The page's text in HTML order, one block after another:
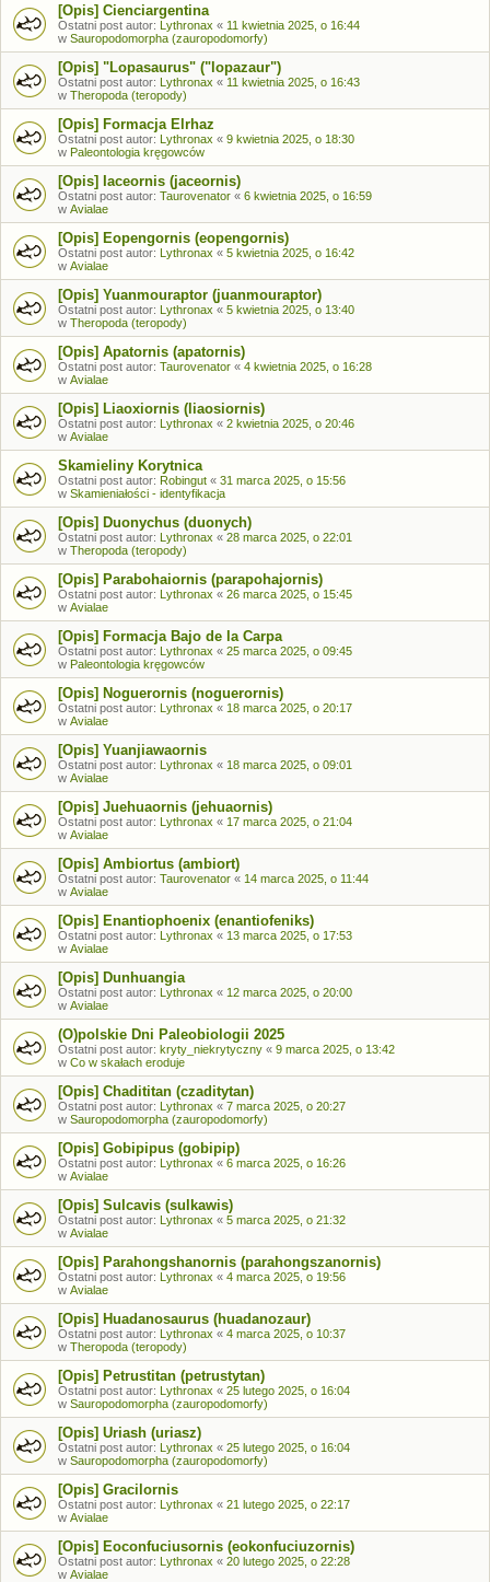
[Opis] Cienciargentina
Ostatni post autor: Lythronax « 11 kwietnia 2025, o 16:44
w Sauropodomorpha (zauropodomorfy)
[Opis] "Lopasaurus" ("lopazaur")
Ostatni post autor: Lythronax « 11 kwietnia 2025, o 16:43
w Theropoda (teropody)
[Opis] Formacja Elrhaz
Ostatni post autor: Lythronax « 9 kwietnia 2025, o 18:30
w Paleontologia kręgowców
[Opis] Iaceornis (jaceornis)
Ostatni post autor: Taurovenator « 6 kwietnia 2025, o 16:59
w Avialae
[Opis] Eopengornis (eopengornis)
Ostatni post autor: Lythronax « 5 kwietnia 2025, o 16:42
w Avialae
[Opis] Yuanmouraptor (juanmouraptor)
Ostatni post autor: Lythronax « 5 kwietnia 2025, o 13:40
w Theropoda (teropody)
[Opis] Apatornis (apatornis)
Ostatni post autor: Taurovenator « 4 kwietnia 2025, o 16:28
w Avialae
[Opis] Liaoxiornis (liaosiornis)
Ostatni post autor: Lythronax « 2 kwietnia 2025, o 20:46
w Avialae
Skamieliny Korytnica
Ostatni post autor: Robingut « 31 marca 2025, o 15:56
w Skamieniałości - identyfikacja
[Opis] Duonychus (duonych)
Ostatni post autor: Lythronax « 28 marca 2025, o 22:01
w Theropoda (teropody)
[Opis] Parabohaiornis (parapohajornis)
Ostatni post autor: Lythronax « 26 marca 2025, o 15:45
w Avialae
[Opis] Formacja Bajo de la Carpa
Ostatni post autor: Lythronax « 25 marca 2025, o 09:45
w Paleontologia kręgowców
[Opis] Noguerornis (noguerornis)
Ostatni post autor: Lythronax « 18 marca 2025, o 20:17
w Avialae
[Opis] Yuanjiawaornis
Ostatni post autor: Lythronax « 18 marca 2025, o 09:01
w Avialae
[Opis] Juehuaornis (jehuaornis)
Ostatni post autor: Lythronax « 17 marca 2025, o 21:04
w Avialae
[Opis] Ambiortus (ambiort)
Ostatni post autor: Taurovenator « 14 marca 2025, o 11:44
w Avialae
[Opis] Enantiophoenix (enantiofeniks)
Ostatni post autor: Lythronax « 13 marca 2025, o 17:53
w Avialae
[Opis] Dunhuangia
Ostatni post autor: Lythronax « 12 marca 2025, o 20:00
w Avialae
(O)polskie Dni Paleobiologii 2025
Ostatni post autor: kryty_niekrytyczny « 9 marca 2025, o 13:42
w Co w skałach eroduje
[Opis] Chadititan (czaditytan)
Ostatni post autor: Lythronax « 7 marca 2025, o 20:27
w Sauropodomorpha (zauropodomorfy)
[Opis] Gobipipus (gobipip)
Ostatni post autor: Lythronax « 6 marca 2025, o 16:26
w Avialae
[Opis] Sulcavis (sulkawis)
Ostatni post autor: Lythronax « 5 marca 2025, o 21:32
w Avialae
[Opis] Parahongshanornis (parahongszanornis)
Ostatni post autor: Lythronax « 4 marca 2025, o 19:56
w Avialae
[Opis] Huadanosaurus (huadanozaur)
Ostatni post autor: Lythronax « 4 marca 2025, o 10:37
w Theropoda (teropody)
[Opis] Petrustitan (petrustytan)
Ostatni post autor: Lythronax « 25 lutego 2025, o 16:04
w Sauropodomorpha (zauropodomorfy)
[Opis] Uriash (uriasz)
Ostatni post autor: Lythronax « 25 lutego 2025, o 16:04
w Sauropodomorpha (zauropodomorfy)
[Opis] Gracilornis
Ostatni post autor: Lythronax « 21 lutego 2025, o 22:17
w Avialae
[Opis] Eoconfuciusornis (eokonfuciuzornis)
Ostatni post autor: Lythronax « 20 lutego 2025, o 22:28
w Avialae